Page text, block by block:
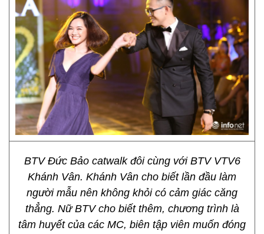
BTV Đức Bảo catwalk đôi cùng với BTV VTV6
Khánh Vân. Khánh Vân cho biết lần đầu làm
người mẫu nên không khỏi có cảm giác căng
thẳng. Nữ BTV cho biết thêm, chương trình là
tâm huyết của các MC, biên tập viên muốn đóng